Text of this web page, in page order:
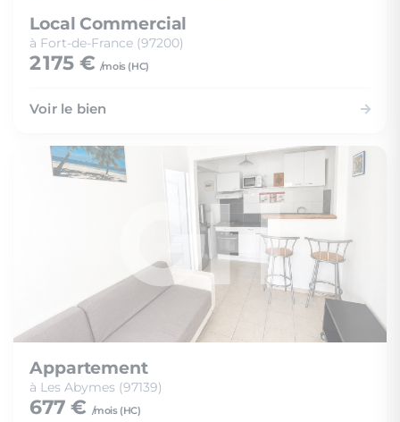
Local Commercial
à Fort-de-France (97200)
2 175 € /mois (HC)
Voir le bien
Appartement
à Les Abymes (97139)
677 € /mois (HC)